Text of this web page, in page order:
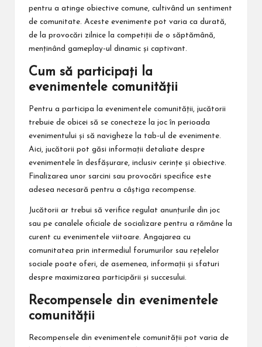
pentru a atinge obiective comune, cultivând un sentiment
de comunitate. Aceste evenimente pot varia ca durată,
de la provocări zilnice la competiții de o săptămână,
menținând gameplay-ul dinamic și captivant.
Cum să participați la
evenimentele comunității
Pentru a participa la evenimentele comunității, jucătorii
trebuie de obicei să se conecteze la joc în perioada
evenimentului și să navigheze la tab-ul de evenimente.
Aici, jucătorii pot găsi informații detaliate despre
evenimentele în desfășurare, inclusiv cerințe și obiective.
Finalizarea unor sarcini sau provocări specifice este
adesea necesară pentru a câștiga recompense.
Jucătorii ar trebui să verifice regulat anunțurile din joc
sau pe canalele oficiale de socializare pentru a rămâne la
curent cu evenimentele viitoare. Angajarea cu
comunitatea prin intermediul forumurilor sau rețelelor
sociale poate oferi, de asemenea, informații și sfaturi
despre maximizarea participării și succesului.
Recompensele din evenimentele
comunității
Recompensele din evenimentele comunității pot varia de